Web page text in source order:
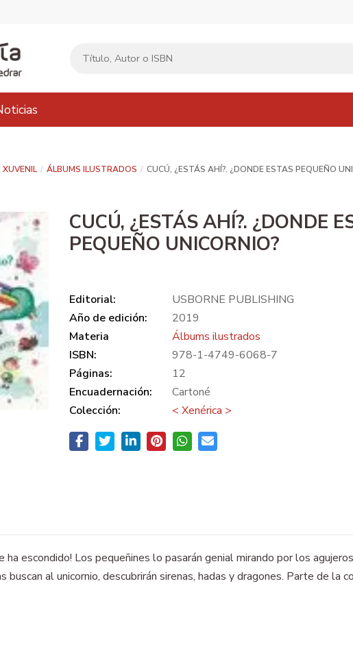
ÁLBUMS ILUSTRADOS CUCÚ, ¿ESTÁS AHÍ?. ¿DONDE ESTAS PEQUEÑO
CUCÚ, ¿ESTÁS AHÍ?. ¿DONDE
PEQUEÑO UNICORNIO?
Editorial:
USBORNE PUBLISHING
Año de edición:
2019
Materia
Álbums ilustrados
ISBN:
978-1-4749-6068-7
Páginas:
12
Encuadernación:
Cartoné
Colección:
< Xenérica >
ha escondido! Los pequeñines lo pasarán genial mirando por los
buscan al unicornio, descubrirán sirenas, hadas y dragones. Parte de la